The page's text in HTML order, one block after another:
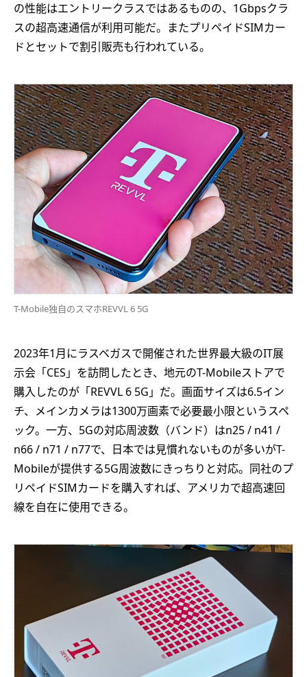
の性能はエントリークラスではあるものの、1Gbpsクラ
スの超高速通信が利用可能だ。またプリペイドSIMカー
ドとセットで割引販売も行われている。
T-Mobile独自のスマホREVVL 6 5G
2023年1月にラスベガスで開催された世界最大級のIT展
示会「CES」を訪問したとき、地元のT-Mobileストアで
購入したのが「REVVL 6 5G」だ。画面サイズは6.5イン
チ、メインカメラは1300万画素で必要最小限というスペ
ック。一方、5Gの対応周波数（バンド）はn25 / n41 /
n66 / n71 / n77で、日本では見慣れないものが多いがT-
Mobileが提供する5G周波数にきっちりと対応。同社のプ
リペイドSIMカードを購入すれば、アメリカで超高速回
線を自在に使用できる。